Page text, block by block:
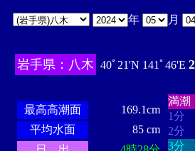
年 月
岩手県：八木 40ﾟ21'N 141ﾟ46'E
最高高潮面
169.1cm
平均水面
85 cm
満潮
1分
2分
3分